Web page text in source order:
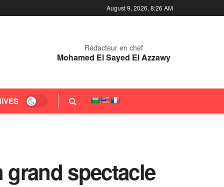
August 9, 2026, 8:26 AM
Rédacteur en chef
Mohamed El Sayed El Azzawy
spectacle